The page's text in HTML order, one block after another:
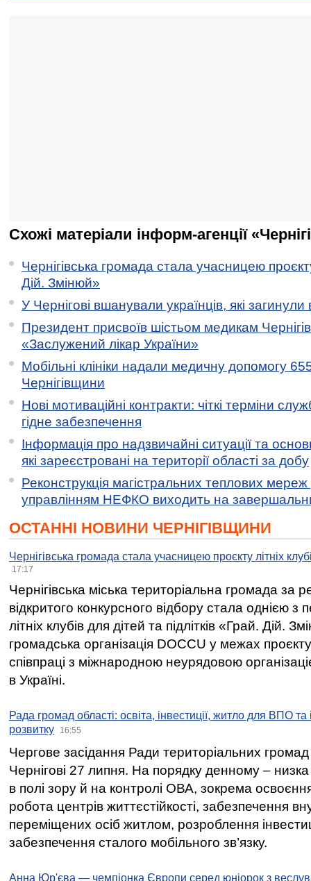
Схожі матеріали інформ-агенції
Чернігівська громада стала учасницею
Дій. Змінюй»
У Чернігові вшанували українців, які загинули
Президент присвоїв шістьом медикам
«Заслужений лікар України»
Мобільні клініки надали медичну допомогу
Чернігівщини
Нові мотиваційні контракти: чіткі терміни
гідне забезпечення
Інформація про надзвичайні ситуації та
які зареєстровані на території області за добу
Реконструкція магістральних теплових мереж
управлінням НЕФКО виходить на
ОСТАННІ НОВИНИ ЧЕРНІГІВЩИНИ
Чернігівська громада стала учасницею проєкту літніх
17:17
Чернігівська міська територіальна громада за
відкритого конкурсного відбору стала однією
літніх клубів для дітей та підлітків «Грай. Дій.
громадська організація DOCCU у межах
співпраці з міжнародною неурядовою
в Україні.
Рада громад області: освіта, інвестиції, житло для ВПО
розвитку
16:55
Чергове засідання Ради територіальних громад
Чернігові 27 липня. На порядку денному –
в полі зору й на контролі ОВА, зокрема освоєння
робота центрів життєстійкості, забезпечення
переміщених осіб житлом, розроблення
забезпечення сталого мобільного зв’язку.
Анна Юр'єва — чемпіонка Європи серед юніорок з